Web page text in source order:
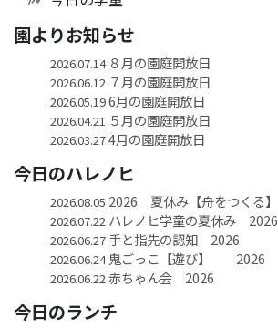
園よりお知らせ
2026.07.14８月の園庭開放日
2026.06.12 ７月の園庭開放日
2026.05.196月の園庭開放日
2026.04.21 ５月の園庭開放日
2026.03.274月の園庭開放日
今日のハレノヒ
2026.08.05 2026 夏休み【舟をつくる】
2026.07.22 ハレノヒ学童の夏休み 2026
2026.06.27手と指先の認知 2026
2026.06.24鬼ごっこ【遊び】 2026
2026.06.22 赤ちゃん会 2026
今日のランチ